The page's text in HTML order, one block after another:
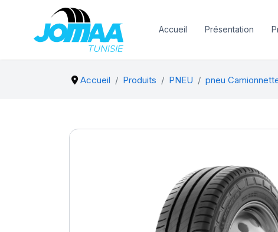
Accueil Présentation
Accueil Produits PNEU pneu